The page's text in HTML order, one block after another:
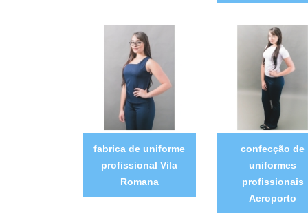
fabrica de uniforme
profissional Vila
Romana
confecção de
uniformes
profissionais
Aeroporto